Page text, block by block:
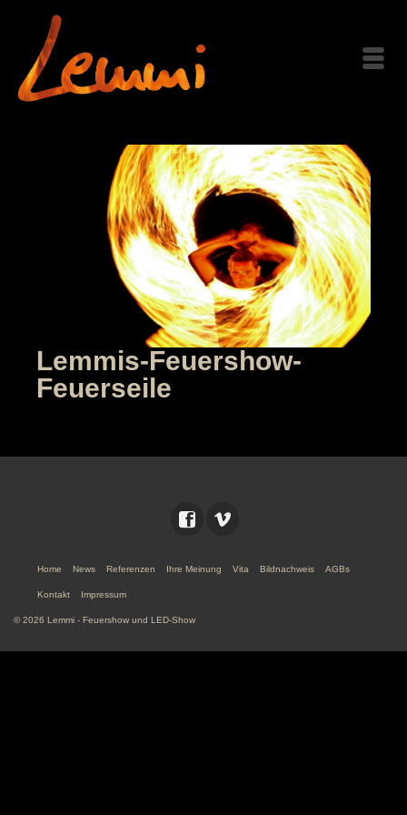
Lemmis-Feuershow-
Feuerseile
Home News Referenzen Ihre Meinung Vita Bildnachweis AGBs
Kontakt Impressum
© 2026 Lemmi - Feuershow und LED-Show